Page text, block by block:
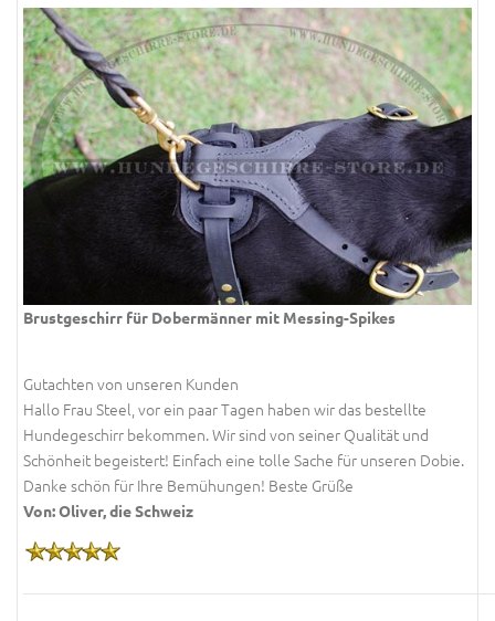
Brustgeschirr für Dobermänner mit Messing-Spikes
Gutachten von unseren Kunden
Hallo Frau Steel, vor ein paar Tagen haben wir das bestellte
Hundegeschirr bekommen. Wir sind von seiner Qualität und
Schönheit begeistert! Einfach eine tolle Sache für unseren Dobie.
Danke schön für Ihre Bemühungen! Beste Grüße
Von: Oliver, die Schweiz